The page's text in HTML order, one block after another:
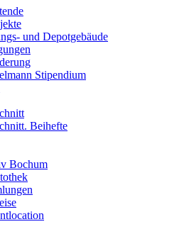
und Depotgebäude
Stipendium
Beihefte
Bochum